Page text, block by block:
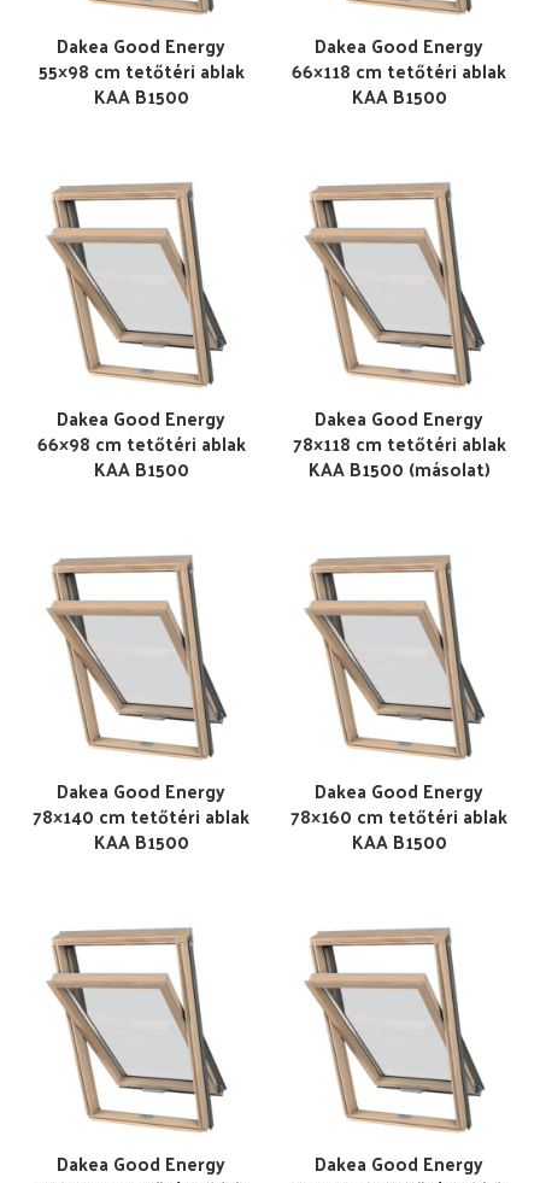
Dakea Good Energy
55×98 cm tetőtéri ablak
KAA B1500
Dakea Good Energy
66×118 cm tetőtéri ablak
KAA B1500
Dakea Good Energy
66×98 cm tetőtéri ablak
KAA B1500
Dakea Good Energy
78×118 cm tetőtéri ablak
KAA B1500 (másolat)
Dakea Good Energy
78×140 cm tetőtéri ablak
KAA B1500
Dakea Good Energy
78×160 cm tetőtéri ablak
KAA B1500
Dakea Good Energy Dakea Good Energy